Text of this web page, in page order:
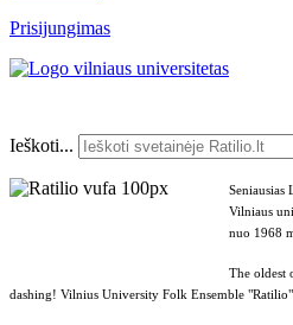
Prisijungimas
Ieškoti...
Seniausias
Vilniaus
nuo 1968
The oldest
dashing! Vilnius University Folk Ensemble